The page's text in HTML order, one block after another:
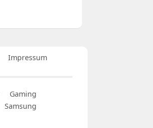
Impressum
Gaming
Samsung